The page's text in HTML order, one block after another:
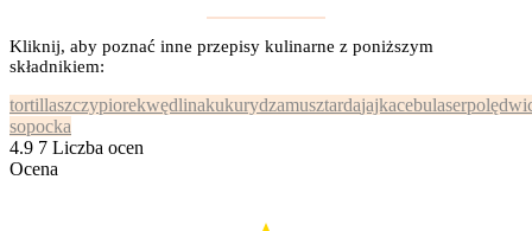
Kliknij, aby poznać inne przepisy kulinarne z poniższym
składnikiem:
tortillaszczypiorekwędlinakukurydzamusztardajajkacebulaser
sopocka
4.9 7 Liczba ocen
Ocena